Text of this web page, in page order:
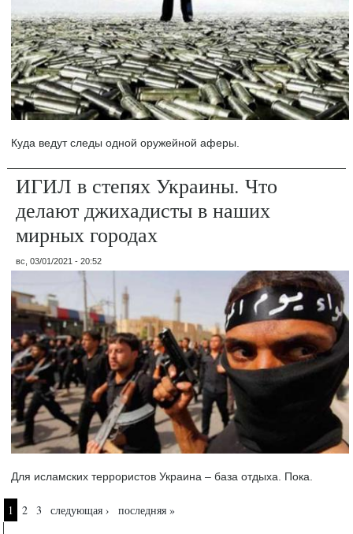
Куда ведут следы одной оружейной аферы.
ИГИЛ в степях Украины. Что
делают джихадисты в наших
мирных городах
вс, 03/01/2021 - 20:52
Для исламских террористов Украина – база отдыха. Пока.
Страницы
1 2 3 следующая › последняя »